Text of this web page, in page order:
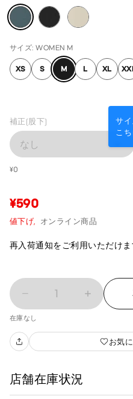
サイズ: WOMEN M
XS S M L XL
サ
こ
補正(股下)
なし
¥0
¥590
値下げ, オンライン商品
再入荷通知をご利用いただけま
1
在庫なし
お気
店舗在庫状況